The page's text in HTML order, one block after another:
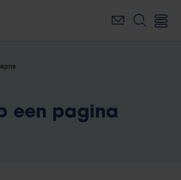
een pagina